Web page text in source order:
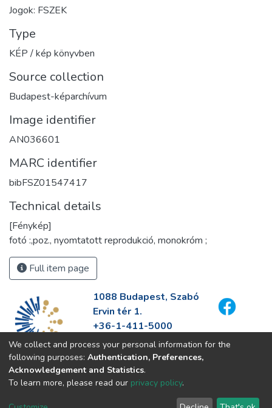
Jogok: FSZEK
Type
KÉP / kép könyvben
Source collection
Budapest-képarchívum
Image identifier
AN036601
MARC identifier
bibFSZ01547417
Technical details
[Fénykép]
fotó :,poz., nyomtatott reprodukció, monokróm ;
Full item page
1088 Budapest, Szabó
Ervin tér 1.
+36-1-411-5000
info@fszek.hu
https://fszek.hu
We collect and process your personal information for the
following purposes: Authentication, Preferences,
Acknowledgement and Statistics.
To learn more, please read our privacy policy.